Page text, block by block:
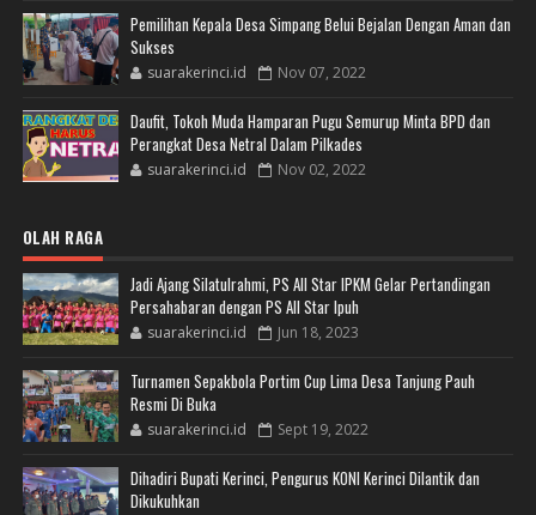
Pemilihan Kepala Desa Simpang Belui Bejalan Dengan Aman dan
Sukses
suarakerinci.id Nov 07, 2022
Daufit, Tokoh Muda Hamparan Pugu Semurup Minta BPD dan
Perangkat Desa Netral Dalam Pilkades
suarakerinci.id Nov 02, 2022
OLAH RAGA
Jadi Ajang Silatulrahmi, PS All Star IPKM Gelar Pertandingan
Persahabaran dengan PS All Star Ipuh
suarakerinci.id Jun 18, 2023
Turnamen Sepakbola Portim Cup Lima Desa Tanjung Pauh
Resmi Di Buka
suarakerinci.id Sept 19, 2022
Dihadiri Bupati Kerinci, Pengurus KONI Kerinci Dilantik dan
Dikukuhkan